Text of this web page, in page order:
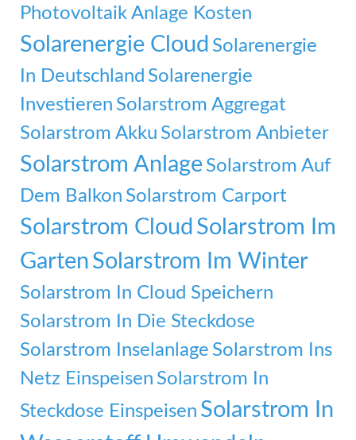
Photovoltaik Anlage Kosten
Solarenergie Cloud Solarenergie
In Deutschland Solarenergie
Investieren Solarstrom Aggregat
Solarstrom Akku Solarstrom Anbieter
Solarstrom Anlage Solarstrom Auf
Dem Balkon Solarstrom Carport
Solarstrom Cloud Solarstrom Im
Garten Solarstrom Im Winter
Solarstrom In Cloud Speichern
Solarstrom In Die Steckdose
Solarstrom Inselanlage Solarstrom Ins
Netz Einspeisen Solarstrom In
Steckdose Einspeisen Solarstrom In